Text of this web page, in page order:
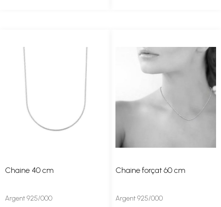
Chaine 40 cm
Argent 925/000
Chaine forçat 60 cm
Argent 925/000